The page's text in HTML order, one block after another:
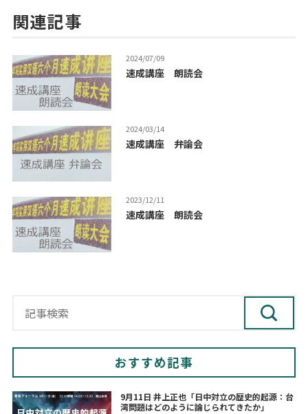
関連記事
2024/07/09
速成講座 朗読会
2024/03/14
速成講座 弁論会
2023/12/11
速成講座 朗読会
おすすめ記事
9月11日 井上正也「日中対立の歴史的起源：台
湾問題はどのように論じられてきたか」